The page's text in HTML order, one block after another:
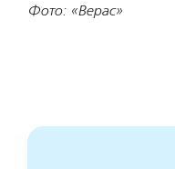
Фото: «Верас»